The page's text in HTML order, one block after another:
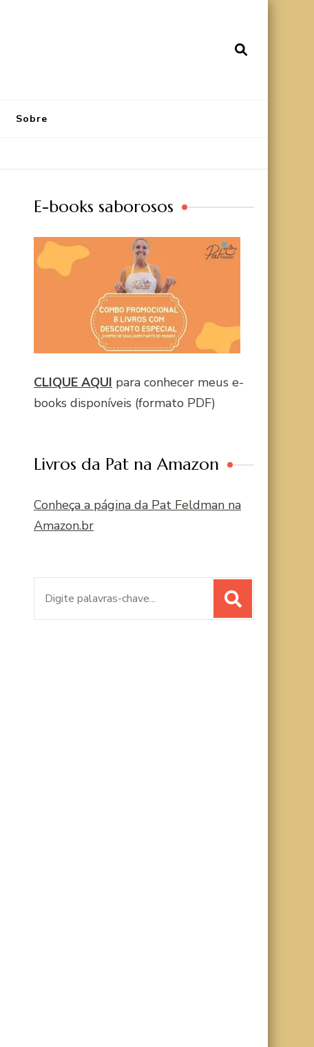
Sobre
E-books saborosos
CLIQUE AQUI para conhecer meus e-
books disponíveis (formato PDF)
Livros da Pat na Amazon
Conheça a página da Pat Feldman na
Amazon.br